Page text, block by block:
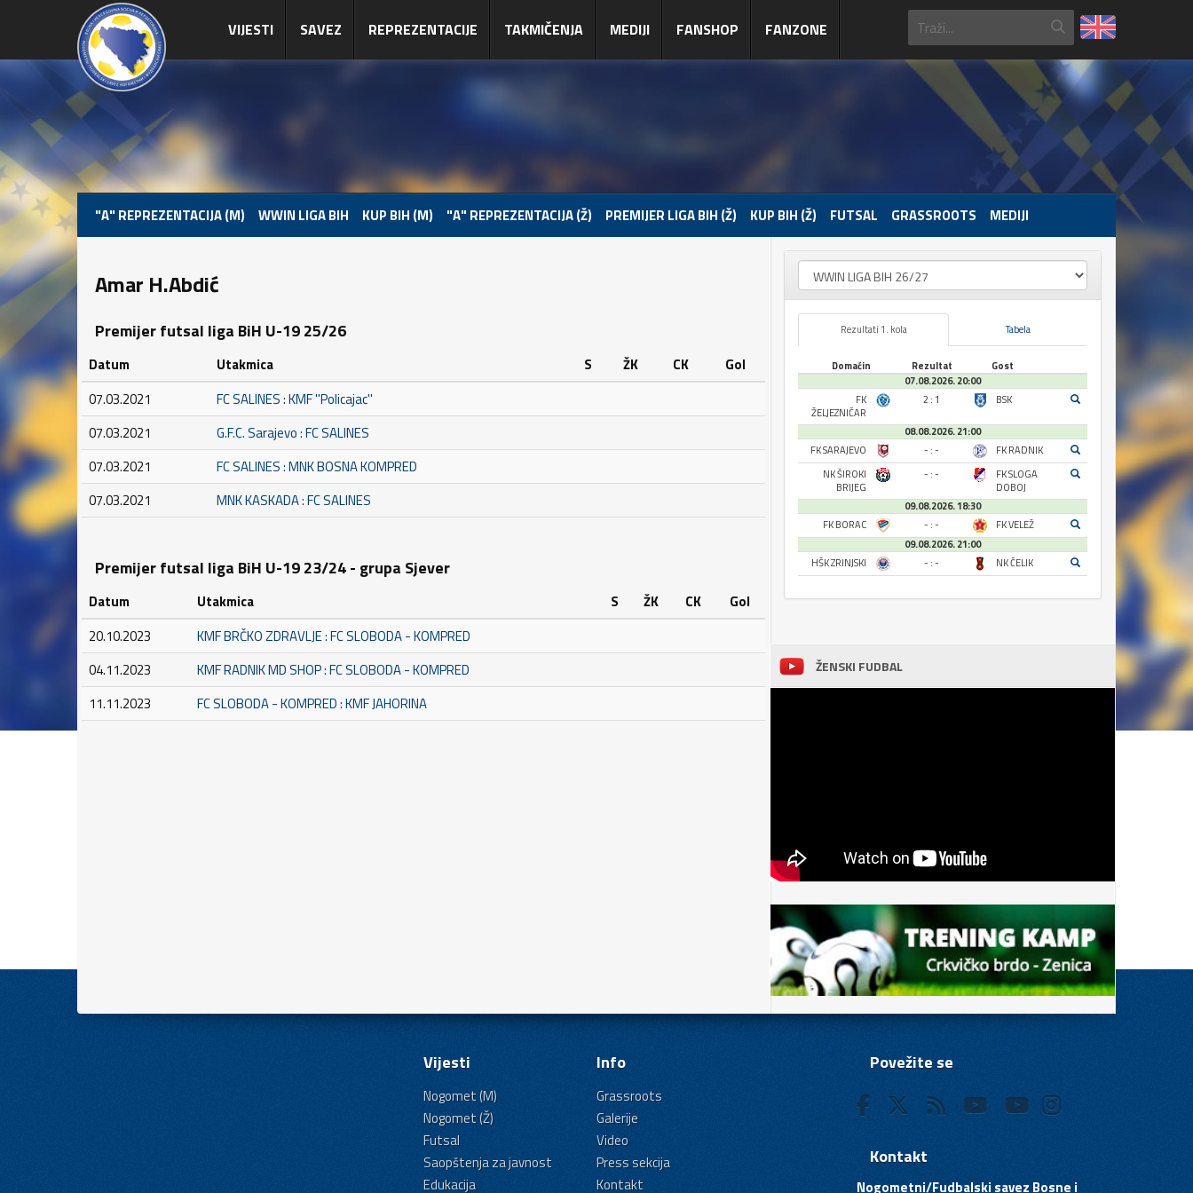
VIJESTI SAVEZ REPREZENTACIJE TAKMIČENJA MEDIJI FANSHOP FANZONE
"A" REPREZENTACIJA (M) WWIN LIGA BIH KUP BIH (M) "A" REPREZENTACIJA (Ž) PREMIJER LIGA BIH (Ž) KUP BIH (Ž) FUTSAL GRASSROOTS MEDIJI
Amar H.Abdić
Premijer futsal liga BiH U-19 25/26
Datum Utakmica S ŽK CK
Gol
07.03.2021
FC SALINES : KMF ''Policajac''
07.03.2021
G.F.C. Sarajevo : FC SALINES
07.03.2021
FC SALINES : MNK BOSNA KOMPRED
07.03.2021
MNK KASKADA : FC SALINES
Premijer futsal liga BiH U-19 23/24 - grupa Sjever
Datum Utakmica S ŽK CK
Gol
20.10.2023
KMF BRČKO ZDRAVLJE : FC SLOBODA - KOMPRED
04.11.2023
KMF RADNIK MD SHOP : FC SLOBODA - KOMPRED
11.11.2023
FC SLOBODA - KOMPRED : KMF JAHORINA
Rezultati 1. kola Tabela
Domaćin Rezultat
Gost
07.08.2026. 20:00
FK
ŽELJEZNIČAR
2 : 1 BSK
08.08.2026. 21:00
FK SARAJEVO
- : -
FK RADNIK
NK ŠIROKI
BRIJEG
- : -
FK SLOGA
DOBOJ
09.08.2026. 18:30
FK BORAC
- : -
FK VELEŽ
09.08.2026. 21:00
HŠK ZRINJSKI
- : - NK ČELIK
ŽENSKI FUDBAL
Vijesti
Nogomet (M)
Nogomet (Ž)
Futsal
Saopštenja za javnost
Edukacija
Info
Grassroots
Galerije
Video
Press sekcija
Kontakt
Povežite se
Kontakt
Nogometni/Fudbalski savez Bosne i